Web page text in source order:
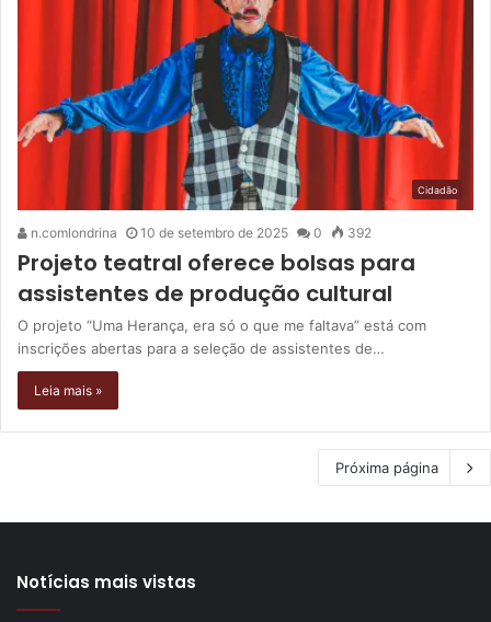
Cidadão
n.comlondrina 10 de setembro de 2025 0 392
Projeto teatral oferece bolsas para
assistentes de produção cultural
O projeto “Uma Herança, era só o que me faltava” está com
inscrições abertas para a seleção de assistentes de…
Leia mais »
Próxima página
Notícias mais vistas